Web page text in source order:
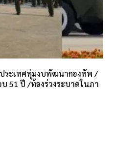
ระเทศทุ่มงบพัฒนากองทัพ /
51 ปี /ท้องร่วงระบาดในภา